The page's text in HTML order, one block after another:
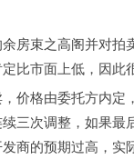
房束之高阁并对
比市面上低，因此
价格由委托方内
三次调整，如果
商的预期过高，